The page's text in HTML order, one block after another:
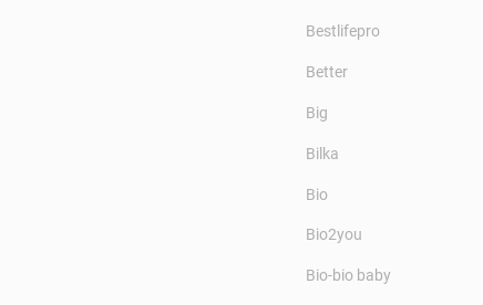
Bestlifepro
Better
Big
Bilka
Bio
Bio2you
Bio-bio baby